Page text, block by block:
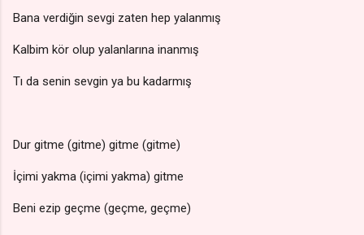
Bana verdiğin sevgi zaten hep yalanmış
Kalbim kör olup yalanlarına inanmış
Tı da senin sevgin ya bu kadarmış
Dur gitme (gitme) gitme (gitme)
İçimi yakma (içimi yakma) gitme
Beni ezip geçme (geçme, geçme)